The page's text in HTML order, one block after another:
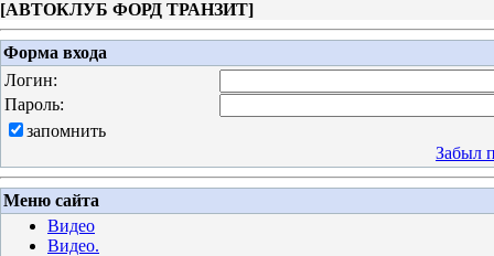
[АВТОКЛУБ ФОРД ТРАНЗИТ]
Форма входа
Логин:
Пароль:
запомнить
Забыл
Меню сайта
Видео
Видео.